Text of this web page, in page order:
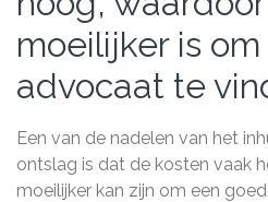
moeilijker is
advocaat te
Een van de nadelen van het
ontslag is dat de kosten vaak
moeilijker kan zijn om een